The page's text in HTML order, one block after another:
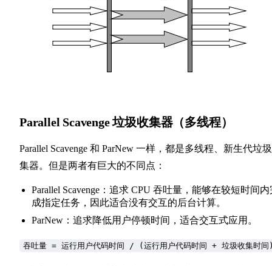
Parallel Scavenge 垃圾收集器（多线程）
Parallel Scavenge 和 ParNew 一样，都是多线程、新生代垃
集器。但是两者有巨大的不同点：
Parallel Scavenge：追求 CPU 吞吐量，能够在较短时间内
成指定任务，因此适合没有交互的后台计算。
ParNew：追求降低用户停顿时间，适合交互式应用。
吞吐量 = 运行用户代码时间 / (运行用户代码时间 + 垃圾收集时